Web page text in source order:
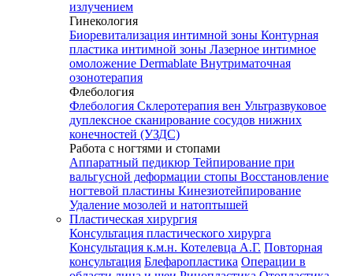
излучением
Гинекология
Биоревитализация интимной зоны Контурная
пластика интимной зоны Лазерное интимное
омоложение Dermablate Внутриматочная
озонотерапия
Флебология
Флебология Склеротерапия вен Ультразвуковое
дуплексное сканирование сосудов нижних
конечностей (УЗДС)
Работа с ногтями и стопами
Аппаратный педикюр Тейпирование при
вальгусной деформации стопы Восстановление
ногтевой пластины Кинезиотейпирование
Удаление мозолей и натоптышей
Пластическая хирургия
Консультация пластического хирурга
Консультация к.м.н. Котелевца А.Г. Повторная
консультация Блефаропластика Операции в